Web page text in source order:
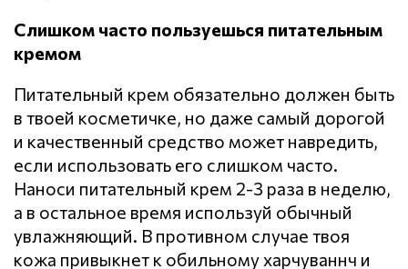
Слишком часто пользуешься питательным
кремом
Питательный крем обязательно должен быть
в твоей косметичке, но даже самый дорогой
и качественный средство может навредить,
если использовать его слишком часто.
Наноси питательный крем 2-3 раза в неделю,
а в остальное время используй обычный
увлажняющий. В противном случае твоя
кожа привыкнет к обильному харчуваннч и